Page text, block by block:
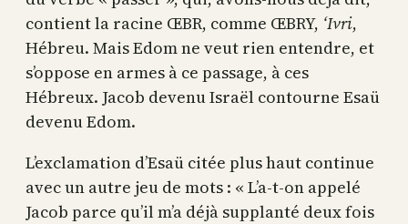
contient la racine ŒBR, comme ŒBRY, ‘Ivri,
Hébreu. Mais Edom ne veut rien entendre, et
s’oppose en armes à ce passage, à ces
Hébreux. Jacob devenu Israël contourne Esaü
devenu Edom.
L’exclamation d’Esaü citée plus haut continue
avec un autre jeu de mots : « L’a-t-on appelé
Jacob parce qu’il m’a déjà supplanté deux fois